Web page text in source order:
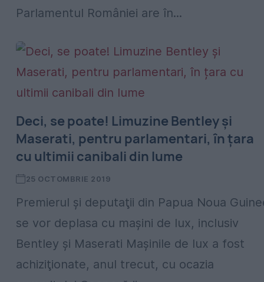
Parlamentul României are în...
Deci, se poate! Limuzine Bentley și
Maserati, pentru parlamentari, în țara
cu ultimii canibali din lume
25 OCTOMBRIE 2019
Premierul şi deputaţii din Papua Noua
se vor deplasa cu maşini de lux, inclusiv
Bentley şi Maserati Mașinile de lux a fost
achiziţionate, anul trecut, cu ocazia